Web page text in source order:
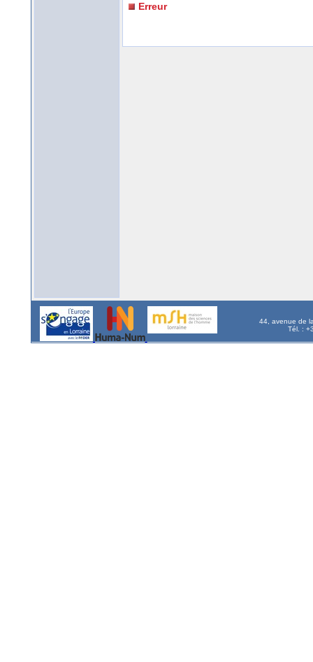
Erreur
44, avenue de
Tél. :